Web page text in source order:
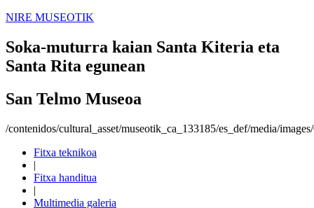
NIRE MUSEOTIK
Soka-muturra kaian Santa Kiteria eta
Santa Rita egunean
San Telmo Museoa
/contenidos/cultural_asset/museotik_ca_133185/es_def/media/
Fitxa teknikoa
|
Fitxa handitua
|
Multimedia galeria